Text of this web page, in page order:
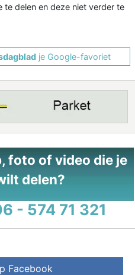
te delen en deze niet verder te
je Google-favoriet
foto of video die je
delen?
- 574 71 321
Facebook